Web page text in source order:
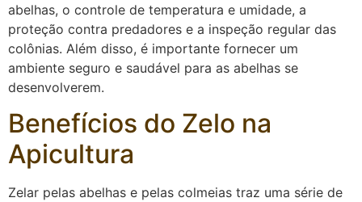
abelhas, o controle de temperatura e umidade, a
proteção contra predadores e a inspeção regular das
colônias. Além disso, é importante fornecer um
ambiente seguro e saudável para as abelhas se
desenvolverem.
Benefícios do Zelo na
Apicultura
Zelar pelas abelhas e pelas colmeias traz uma série de